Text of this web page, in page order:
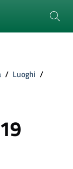
/ Luoghi /